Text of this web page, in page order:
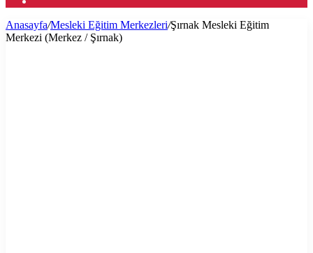
...
Anasayfa/Mesleki Eğitim Merkezleri/Şırnak Mesleki Eğitim
Merkezi (Merkez / Şırnak)